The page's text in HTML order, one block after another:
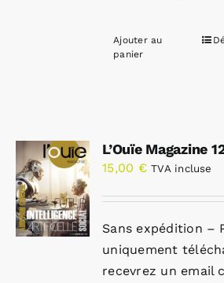
Ajouter au
panier
L’Ouïe Magazine
15,00 € TVA incluse
Sans expédition –
uniquement
recevrez un email